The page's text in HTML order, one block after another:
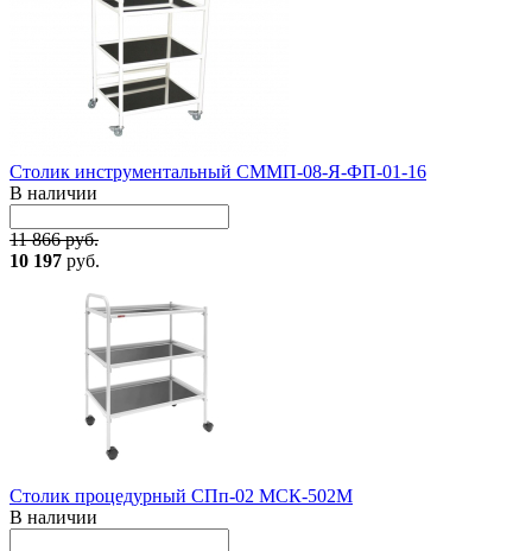
Столик инструментальный СММП-08-Я-ФП-01-16
В наличии
11 866 руб.
10 197 руб.
Столик процедурный СПп-02 МСК-502М
В наличии